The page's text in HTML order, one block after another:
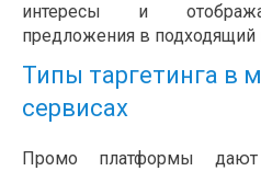
интересы и
предложения в подходящий
Типы таргетинга в
сервисах
Промо платформы